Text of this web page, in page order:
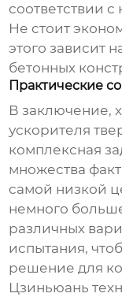
соответствии
Не стоит
этого зависит
бетонных
Практические
В заключение,
ускорителя
комплексная
множества
самой низкой
немного
различных
испытания,
решение для
Цзиньюань